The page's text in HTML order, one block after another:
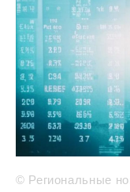
© Региональные